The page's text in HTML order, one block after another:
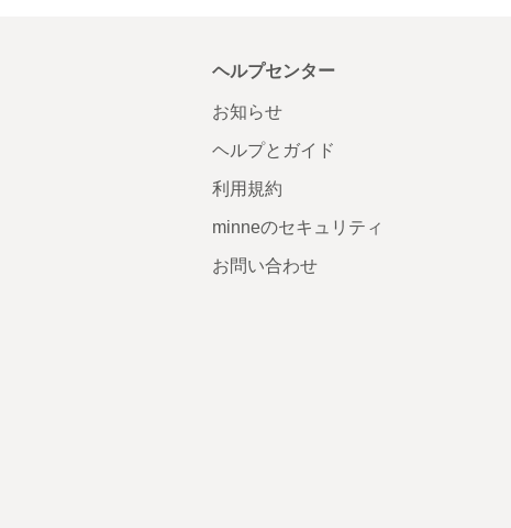
ヘルプセンター
お知らせ
ヘルプとガイド
利用規約
minneのセキュリティ
お問い合わせ